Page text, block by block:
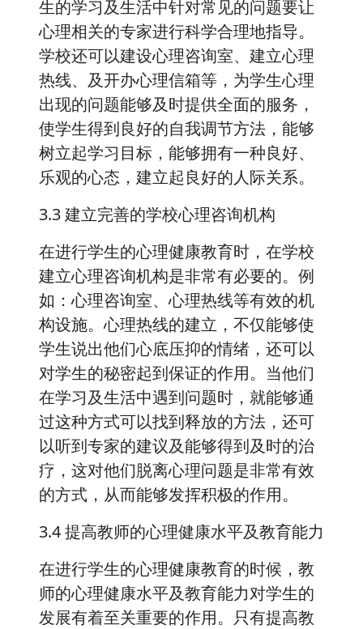
生的学习及生活中针对常见的问题要让
心理相关的专家进行科学合理地指导。
学校还可以建设心理咨询室、建立心理
热线、及开办心理信箱等，为学生心理
出现的问题能够及时提供全面的服务，
使学生得到良好的自我调节方法，能够
树立起学习目标，能够拥有一种良好、
乐观的心态，建立起良好的人际关系。
3.3 建立完善的学校心理咨询机构
在进行学生的心理健康教育时，在学校
建立心理咨询机构是非常有必要的。例
如：心理咨询室、心理热线等有效的机
构设施。心理热线的建立，不仅能够使
学生说出他们心底压抑的情绪，还可以
对学生的秘密起到保证的作用。当他们
在学习及生活中遇到问题时，就能够通
过这种方式可以找到释放的方法，还可
以听到专家的建议及能够得到及时的治
疗，这对他们脱离心理问题是非常有效
的方式，从而能够发挥积极的作用。
3.4 提高教师的心理健康水平及教育能力
在进行学生的心理健康教育的时候，教
师的心理健康水平及教育能力对学生的
发展有着至关重要的作用。只有提高教